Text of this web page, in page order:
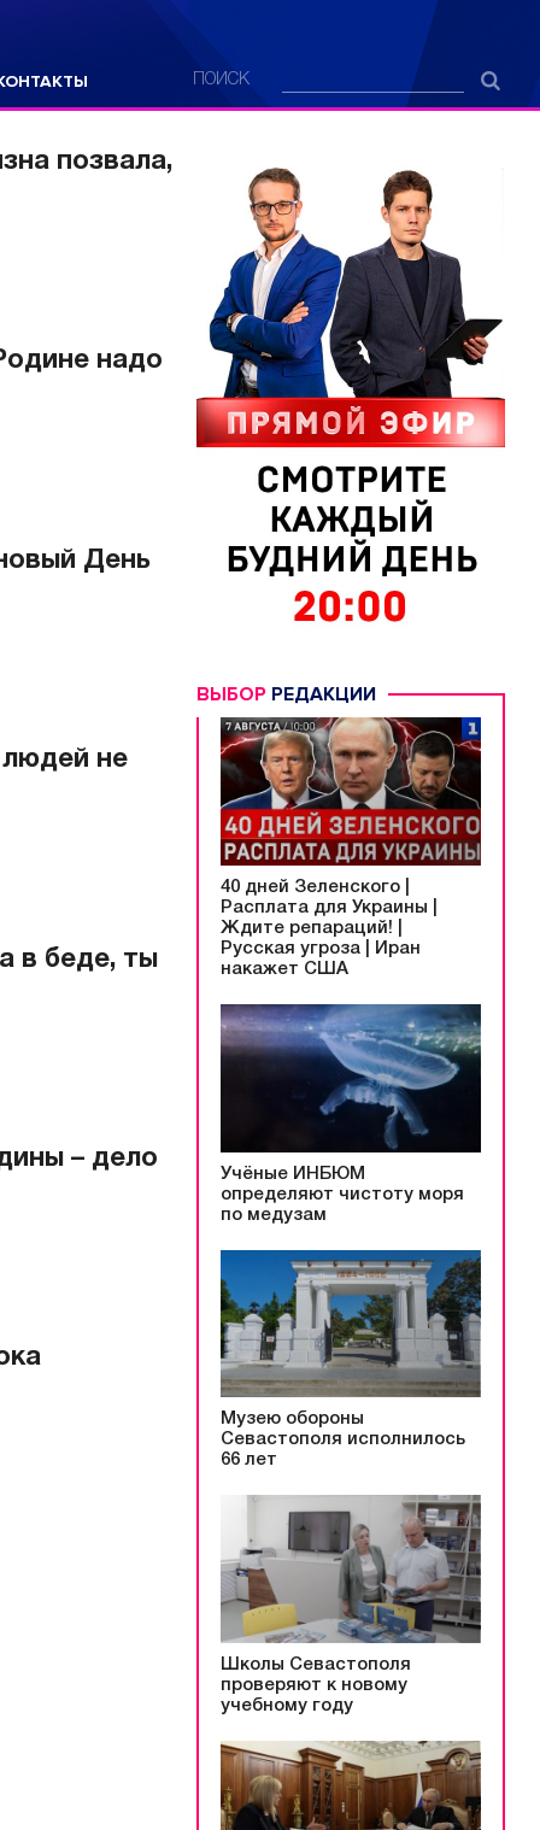
ПОИСК
позвала,
надо
День
людей не
в беде, ты
– дело
ВЫБОР РЕДАКЦИИ
40 дней Зеленского |
Расплата для Украины |
Ждите репараций! |
Русская угроза | Иран
накажет США
Учёные ИНБЮМ
определяют чистоту моря
по медузам
Музею обороны
Севастополя исполнилось
66 лет
Школы Севастополя
проверяют к новому
учебному году